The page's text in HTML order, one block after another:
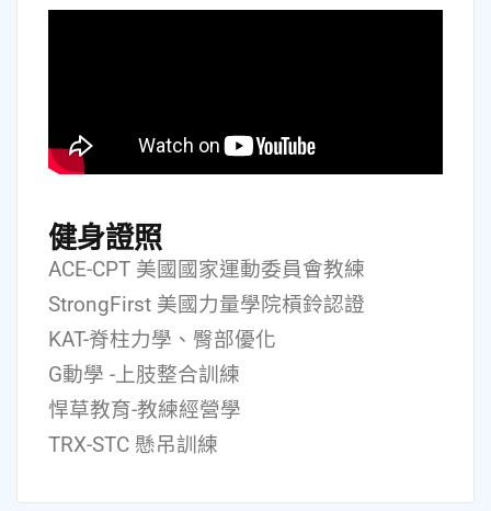
健身證照
ACE-CPT 美國國家運動委員會教練
StrongFirst 美國力量學院槓鈴認證
KAT-脊柱力學、臀部優化
G動學 -上肢整合訓練
悍草教育-教練經營學
TRX-STC 懸吊訓練